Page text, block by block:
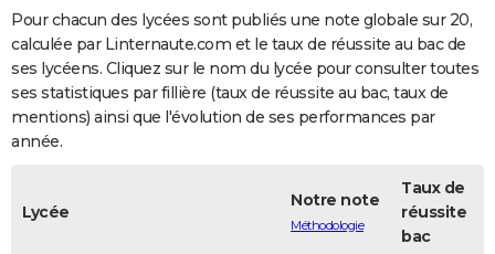
COPAINS D'AVANT
S'inscrire
Se connecter
Lycées
Collèges
Primaires
Universités
Entreprises
Service militaire
Avis de recherche
AVIS DE DÉCÈS
FORUM
Bricolage
Lifestyle
Culture
Sport
Auto
Television
Voyage
Cinema
Pour chacun des lycées sont publiés une note globale sur 20,
calculée par Linternaute.com et le taux de réussite au bac de
ses lycéens. Cliquez sur le nom du lycée pour consulter toutes
ses statistiques par fillière (taux de réussite au bac, taux de
mentions) ainsi que l'évolution de ses performances par
année.
Lycée
Notre note
Méthodologie
Taux de
réussite
bac